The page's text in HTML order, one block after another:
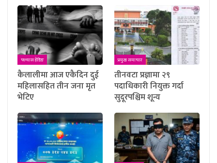
फ्ल्यास हेडिङ
कैलालीमा आज एकैदिन दुई
महिलासहित तीन जना मृत
भेटिए
प्रमुख समाचार
तीनवटा प्रज्ञामा २९
पदाधिकारी नियुक्त गर्दा
सुदूरपश्चिम शून्य